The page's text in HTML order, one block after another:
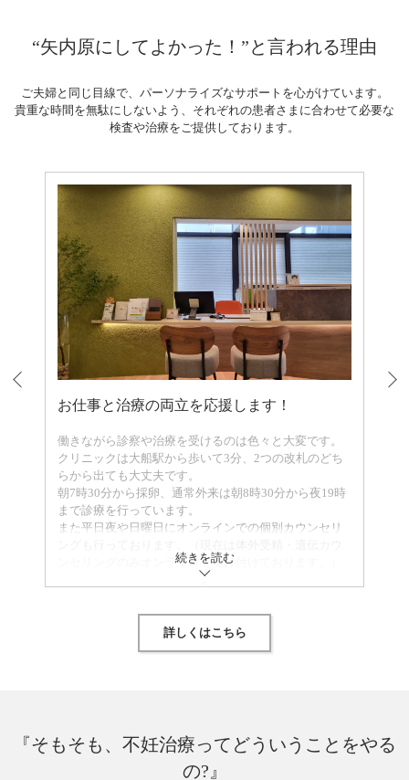
“矢内原にしてよかった！”と言われる理由
ご夫婦と同じ目線で、パーソナライズなサポートを心がけています。
貴重な時間を無駄にしないよう、それぞれの患者さまに合わせて必要な
検査や治療をご提供しております。
お仕事と治療の両立を応援します！
働きながら診察や治療を受けるのは色々と大変です。
クリニックは大船駅から歩いて3分、2つの改札のどち
らから出ても大丈夫です。
朝7時30分から採卵、通常外来は朝8時30分から夜19時
まで診療を行っています。
また平日夜や日曜日にオンラインでの個別カウンセリ
ンセリングのみオンラインで受け付けております。）
続きを読む
詳しくはこちら
『そもそも、不妊治療ってどういうことをやる
の?』